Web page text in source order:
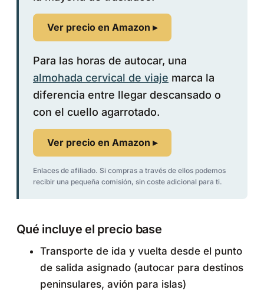
Ver precio en Amazon ▸
Para las horas de autocar, una
almohada cervical de viaje marca la
diferencia entre llegar descansado o
con el cuello agarrotado.
Ver precio en Amazon ▸
Enlaces de afiliado. Si compras a través de ellos podemos
recibir una pequeña comisión, sin coste adicional para ti.
Qué incluye el precio base
Transporte de ida y vuelta desde el punto
de salida asignado (autocar para destinos
peninsulares, avión para islas)